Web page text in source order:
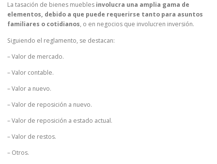
La tasación de bienes muebles involucra una amplia gama de
elementos, debido a que puede requerirse tanto para asuntos
familiares o cotidianos, o en negocios que involucren inversión.
Siguiendo el reglamento, se destacan:
– Valor de mercado.
– Valor contable.
– Valor a nuevo.
– Valor de reposición a nuevo.
– Valor de reposición a estado actual.
– Valor de restos.
– Otros.